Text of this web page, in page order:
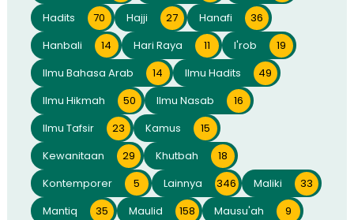
Hadits
70 Hajji 27 Hanafi
36
Hanbali
14 Hari Raya 11 I'rob
19
Ilmu Bahasa Arab
14 Ilmu Hadits
49
Ilmu Hikmah
50 Ilmu Nasab
16
Ilmu Tafsir
23 Kamus
15
Kewanitaan
29 Khutbah
18
Kontemporer
5 Lainnya 346 Maliki
33
Mantiq
35 Maulid 158 Mausu'ah
9